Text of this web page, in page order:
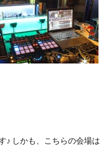
♪ しかも、こちらの会場は